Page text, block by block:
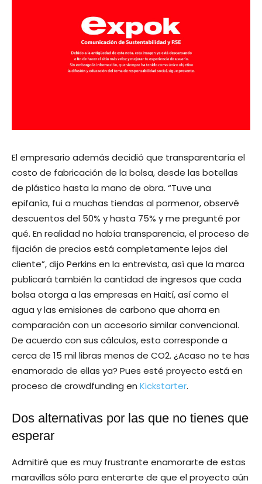
El empresario además decidió que transparentaría el
costo de fabricación de la bolsa, desde las botellas
de plástico hasta la mano de obra. “Tuve una
epifanía, fui a muchas tiendas al pormenor, observé
descuentos del 50% y hasta 75% y me pregunté por
qué. En realidad no había transparencia, el proceso de
fijación de precios está completamente lejos del
cliente”, dijo Perkins en la entrevista, así que la marca
publicará también la cantidad de ingresos que cada
bolsa otorga a las empresas en Haití, así como el
agua y las emisiones de carbono que ahorra en
comparación con un accesorio similar convencional.
De acuerdo con sus cálculos, esto corresponde a
cerca de 15 mil libras menos de CO2. ¿Acaso no te has
enamorado de ellas ya? Pues esté proyecto está en
proceso de crowdfunding en Kickstarter.
Dos alternativas por las que no tienes que
esperar
Admitiré que es muy frustrante enamorarte de estas
maravillas sólo para enterarte de que el proyecto aún